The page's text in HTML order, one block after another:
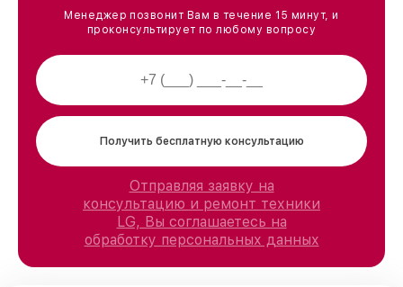
Менеджер позвонит Вам в течение 15 минут, и
проконсультирует по любому вопросу
Получить бесплатную консультацию
Отправляя заявку на
консультацию и ремонт техники
LG, Вы соглашаетесь на
обработку персональных данных